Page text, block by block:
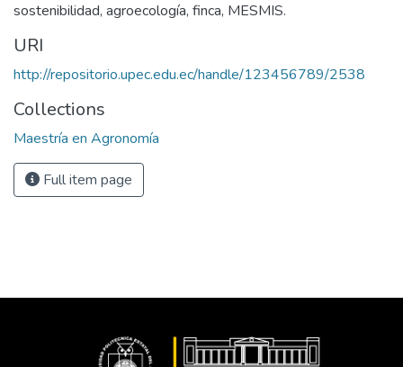
sostenibilidad, agroecología, finca, MESMIS.
URI
http://repositorio.upec.edu.ec/handle/123456789/2538
Collections
Maestría en Agronomía
Full item page